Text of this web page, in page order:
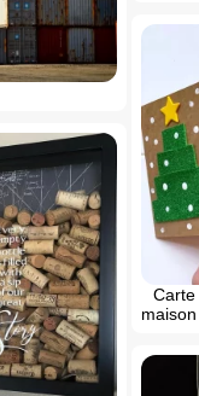
Carte
maison